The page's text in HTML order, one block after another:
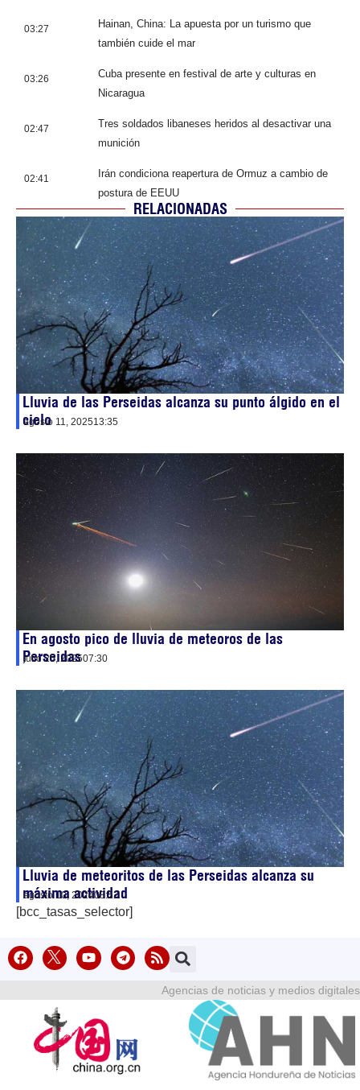
03:27
Hainan, China: La apuesta por un turismo que
también cuide el mar
03:26
Cuba presente en festival de arte y culturas en
Nicaragua
02:47
Tres soldados libaneses heridos al desactivar una
munición
02:41
Irán condiciona reapertura de Ormuz a cambio de
postura de EEUU
RELACIONADAS
Lluvia de las Perseidas alcanza su punto álgido en el
cielo
agosto 11, 202513:35
En agosto pico de lluvia de meteoros de las
Perseidas
julio 25, 202507:30
Lluvia de meteoritos de las Perseidas alcanza su
máxima actividad
agosto 10, 202408:52
[bcc_tasas_selector]
Agencias de noticias y medios digitales